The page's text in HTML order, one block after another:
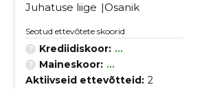
Juhatuse liige
Osanik
Seotud ettevõtete skoorid
Krediidiskoor: ...
Maineskoor: ...
Aktiivseid ettevõtteid: 2